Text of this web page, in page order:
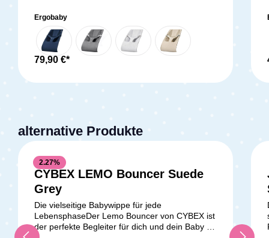
immer zu vollen Nutzung.Lieferumfang:1x
Evolve Bouncer - Bezug
Ergobaby
79,90 €*
alternative Produkte
2.27%
Durchschnittliche Bewertung
CYBEX LEMO Bouncer Suede
Grey
Die vielseitige Babywippe für jede
LebensphaseDer Lemo Bouncer von CYBEX ist
der perfekte Begleiter für dich und dein Baby ab